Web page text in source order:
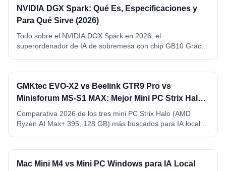
NVIDIA DGX Spark: Qué Es, Especificaciones y
Para Qué Sirve (2026)
Todo sobre el NVIDIA DGX Spark en 2026: el
superordenador de IA de sobremesa con chip GB10 Grace
GMKtec EVO-X2 vs Beelink GTR9 Pro vs
Minisforum MS-S1 MAX: Mejor Mini PC Strix Halo
para IA Local (2026)
Comparativa 2026 de los tres mini PC Strix Halo (AMD
Ryzen AI Max+ 395, 128 GB) más buscados para IA local:
Mac Mini M4 vs Mini PC Windows para IA Local